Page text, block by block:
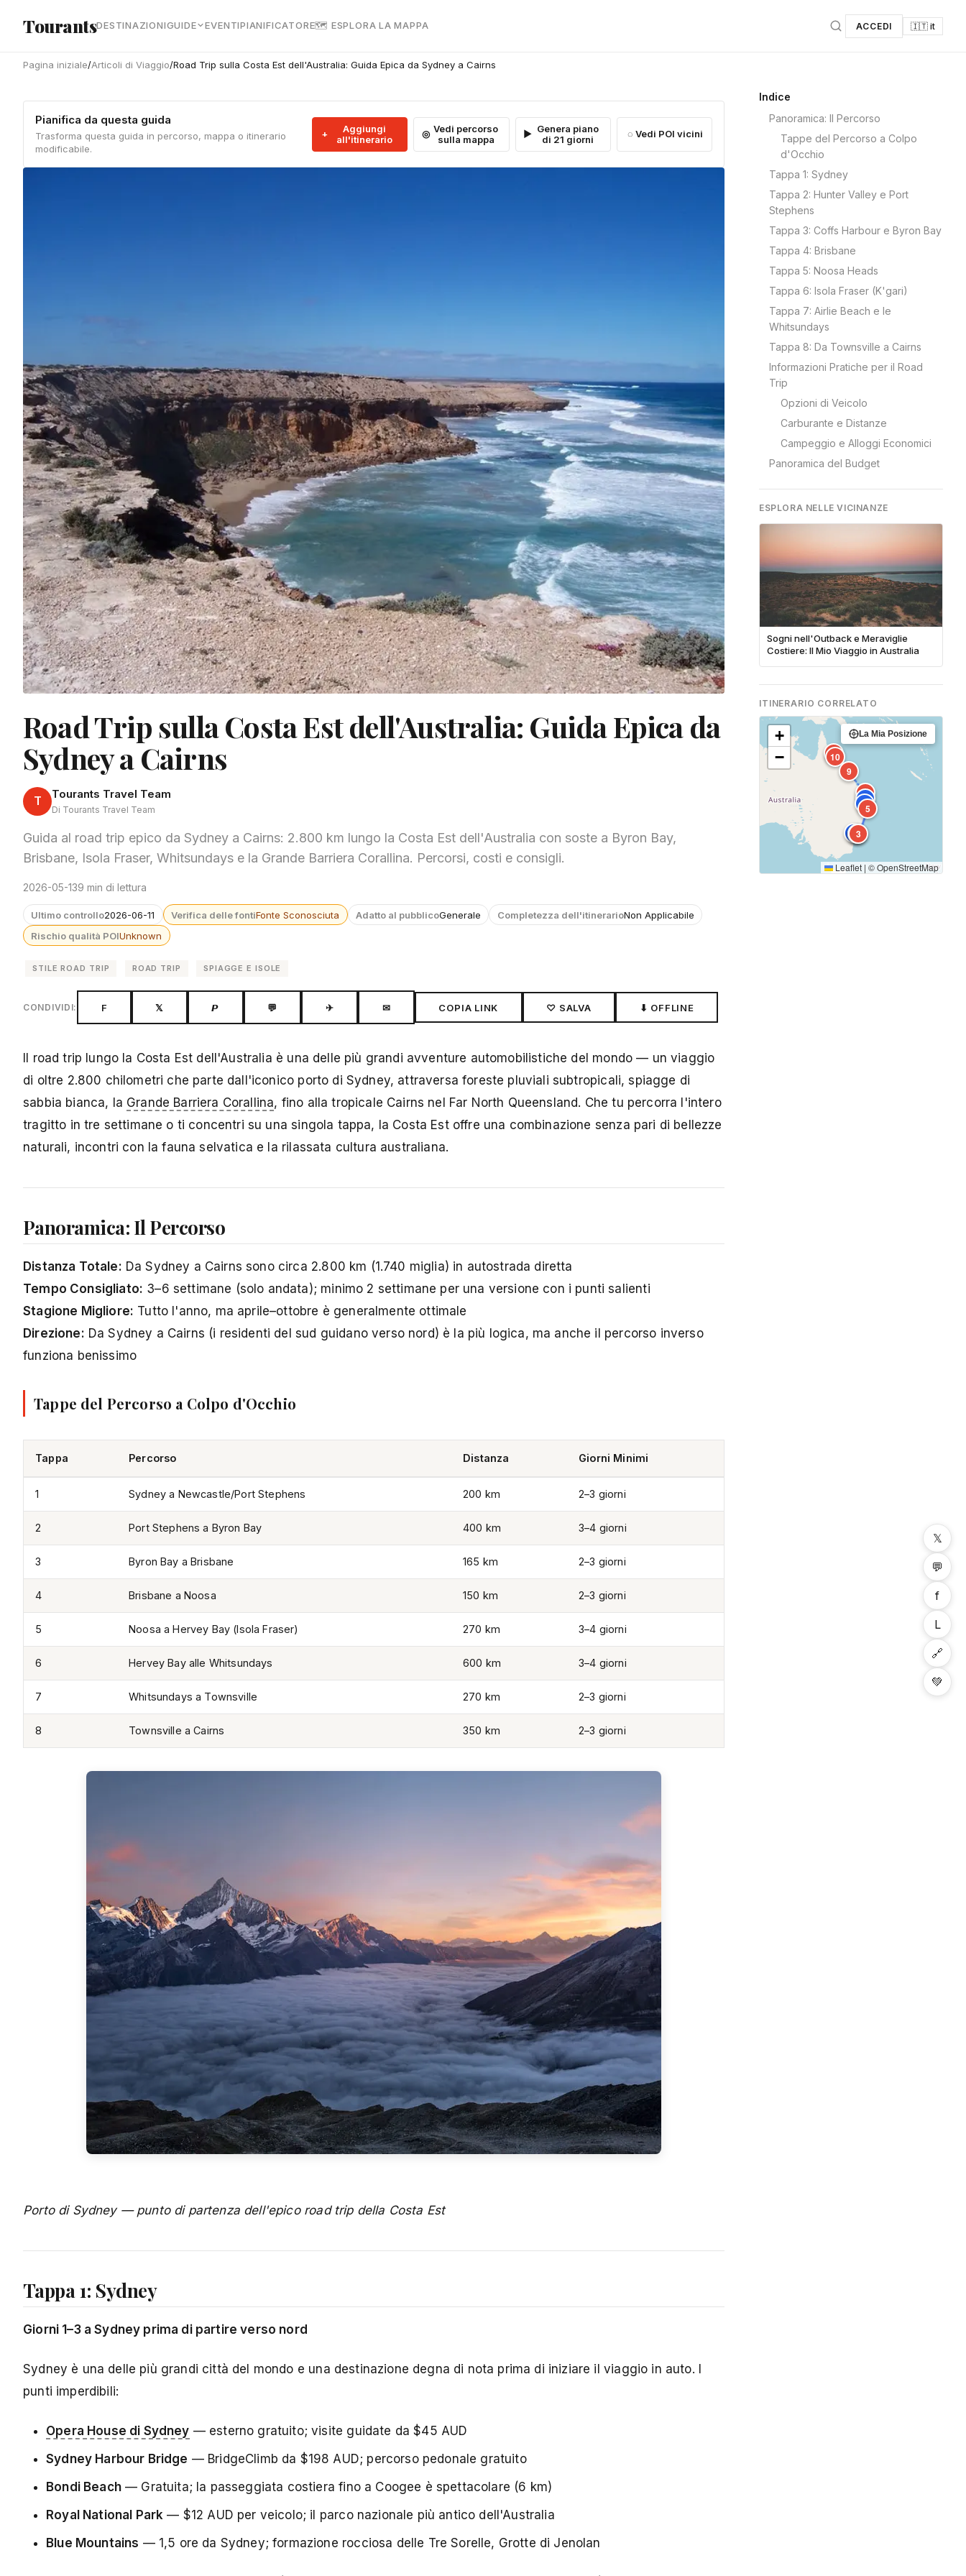
TourantsDESTINAZIONIGUIDE EVENTIPIANIFICATORE🗺 ESPLORA LA MAPPA ACCEDI 🇮🇹 it
Pagina iniziale/Articoli di Viaggio/Road Trip sulla Costa Est dell'Australia: Guida Epica da Sydney a Cairns
Pianifica da questa guida
Trasforma questa guida in percorso, mappa o itinerario
modificabile.
Aggiungi
all'itinerario
Vedi percorso
sulla mappa
Genera piano
di 21 giorni
Vedi POI vicini
Road Trip sulla Costa Est dell'Australia: Guida Epica da
Sydney a Cairns
T Tourants Travel Team
Di Tourants Travel Team
Guida al road trip epico da Sydney a Cairns: 2.800 km lungo la Costa Est dell'Australia con soste a Byron Bay,
Brisbane, Isola Fraser, Whitsundays e la Grande Barriera Corallina. Percorsi, costi e consigli.
2026-05-139 min di lettura
Ultimo controllo2026-06-11 Verifica delle fontiFonte Sconosciuta Adatto al pubblicoGenerale Completezza dell'itinerarioNon Applicabile
Rischio qualità POIUnknown
STILE ROAD TRIP ROAD TRIP SPIAGGE E ISOLE
CONDIVIDI: F 𝕏 𝙋 💬 ✈ ✉ COPIA LINK ♡ SALVA ⬇ OFFLINE
Il road trip lungo la Costa Est dell'Australia è una delle più grandi avventure automobilistiche del mondo — un viaggio
di oltre 2.800 chilometri che parte dall'iconico porto di Sydney, attraversa foreste pluviali subtropicali, spiagge di
sabbia bianca, la Grande Barriera Corallina, fino alla tropicale Cairns nel Far North Queensland. Che tu percorra l'intero
tragitto in tre settimane o ti concentri su una singola tappa, la Costa Est offre una combinazione senza pari di bellezze
naturali, incontri con la fauna selvatica e la rilassata cultura australiana.
Panoramica: Il Percorso
Distanza Totale: Da Sydney a Cairns sono circa 2.800 km (1.740 miglia) in autostrada diretta
Tempo Consigliato: 3–6 settimane (solo andata); minimo 2 settimane per una versione con i punti salienti
Stagione Migliore: Tutto l'anno, ma aprile–ottobre è generalmente ottimale
Direzione: Da Sydney a Cairns (i residenti del sud guidano verso nord) è la più logica, ma anche il percorso inverso
funziona benissimo
Tappe del Percorso a Colpo d'Occhio
Tappa Percorso Distanza Giorni Minimi
1 Sydney a Newcastle/Port Stephens 200 km 2–3 giorni
2 Port Stephens a Byron Bay 400 km 3–4 giorni
3 Byron Bay a Brisbane 165 km 2–3 giorni
4 Brisbane a Noosa 150 km 2–3 giorni
5 Noosa a Hervey Bay (Isola Fraser) 270 km 3–4 giorni
6 Hervey Bay alle Whitsundays 600 km 3–4 giorni
7 Whitsundays a Townsville 270 km 2–3 giorni
8 Townsville a Cairns 350 km 2–3 giorni
Porto di Sydney — punto di partenza dell'epico road trip della Costa Est
Tappa 1: Sydney
Giorni 1–3 a Sydney prima di partire verso nord
Sydney è una delle più grandi città del mondo e una destinazione degna di nota prima di iniziare il viaggio in auto. I
punti imperdibili:
Opera House di Sydney — esterno gratuito; visite guidate da $45 AUD
Sydney Harbour Bridge — BridgeClimb da $198 AUD; percorso pedonale gratuito
Bondi Beach— Gratuita; la passeggiata costiera fino a Coogee è spettacolare (6 km)
Royal National Park — $12 AUD per veicolo; il parco nazionale più antico dell'Australia
Blue Mountains — 1,5 ore da Sydney; formazione rocciosa delle Tre Sorelle, Grotte di Jenolan
Indice
Panoramica: Il Percorso
Tappe del Percorso a Colpo
d'Occhio
Tappa 1: Sydney
Tappa 2: Hunter Valley e Port
Stephens
Tappa 3: Coffs Harbour e Byron Bay
Tappa 4: Brisbane
Tappa 5: Noosa Heads
Tappa 6: Isola Fraser (K'gari)
Tappa 7: Airlie Beach e le
Whitsundays
Tappa 8: Da Townsville a Cairns
Informazioni Pratiche per il Road
Trip
Opzioni di Veicolo
Carburante e Distanze
Campeggio e Alloggi Economici
Panoramica del Budget
ESPLORA NELLE VICINANZE
Sogni nell'Outback e Meraviglie
Costiere: Il Mio Viaggio in Australia
ITINERARIO CORRELATO
1
2
3
4
5
6
7
8
9
10
11
+
−
La Mia Posizione
Leaflet | ©OpenStreetMap
𝕏
💬
f
L
🔗
💚